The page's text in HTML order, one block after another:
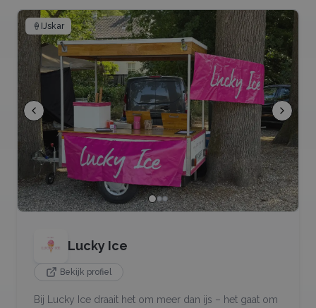
🍦 IJskar
Lucky Ice
Bekijk profiel
Bij Lucky Ice draait het om meer dan ijs – het gaat om